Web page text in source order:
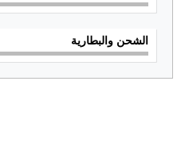
الشحن والبطارية